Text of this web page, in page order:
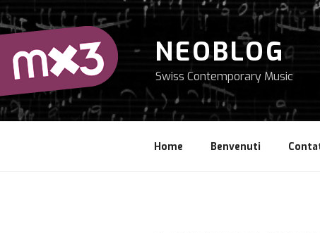
Salta
al
NEOBLOG
Swiss Contemporary Music
Home Benvenuti